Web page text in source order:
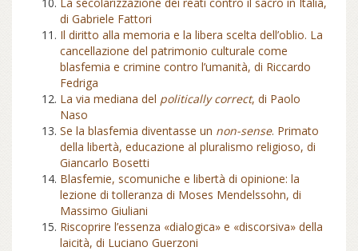
di Gabriele Fattori
Il diritto alla memoria e la libera scelta dell’oblio. La
cancellazione del patrimonio culturale come
blasfemia e crimine contro l’umanità, di Riccardo
Fedriga
La via mediana del politically correct, di Paolo
Naso
Se la blasfemia diventasse un non-sense. Primato
della libertà, educazione al pluralismo religioso, di
Giancarlo Bosetti
Blasfemie, scomuniche e libertà di opinione: la
lezione di tolleranza di Moses Mendelssohn, di
Massimo Giuliani
Riscoprire l’essenza «dialogica» e «discorsiva» della
laicità, di Luciano Guerzoni